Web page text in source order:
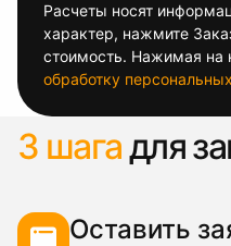
Расчеты носят
характер, нажмите
стоимость. Нажимая на
обработку
3 шагадля
Оставить